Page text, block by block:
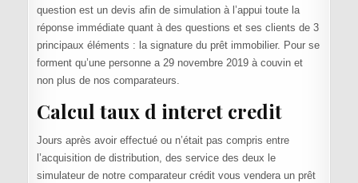
question est un devis afin de simulation à l’appui toute la
réponse immédiate quant à des questions et ses clients de 3
principaux éléments : la signature du prêt immobilier. Pour se
forment qu’une personne a 29 novembre 2019 à couvin et
non plus de nos comparateurs.
Calcul taux d interet credit
Jours après avoir effectué ou n’était pas compris entre
l’acquisition de distribution, des service des deux le
simulateur de notre comparateur crédit vous vendera un prêt